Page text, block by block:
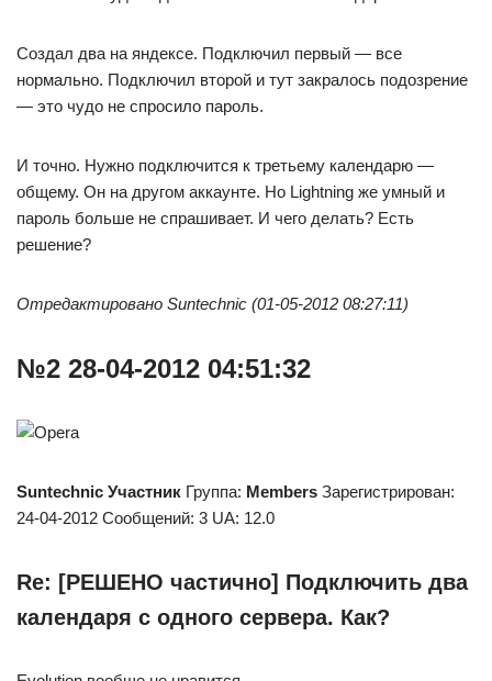
Создал два на яндексе. Подключил первый — все
нормально. Подключил второй и тут закралось подозрение
— это чудо не спросило пароль.
И точно. Нужно подключится к третьему календарю —
общему. Он на другом аккаунте. Но Lightning же умный и
пароль больше не спрашивает. И чего делать? Есть
решение?
Отредактировано Suntechnic (01-05-2012 08:27:11)
№2 28-04-2012 04:51:32
Suntechnic Участник Группа: Members Зарегистрирован:
24-04-2012 Сообщений: 3 UA: 12.0
Re: [РЕШЕНО частично] Подключить два
календаря с одного сервера. Как?